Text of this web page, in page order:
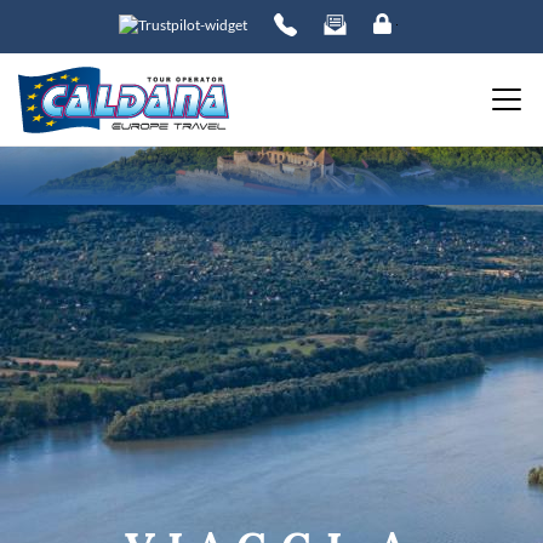
ORDINA PER:
PREZZO
da a
DESTINAZIONE